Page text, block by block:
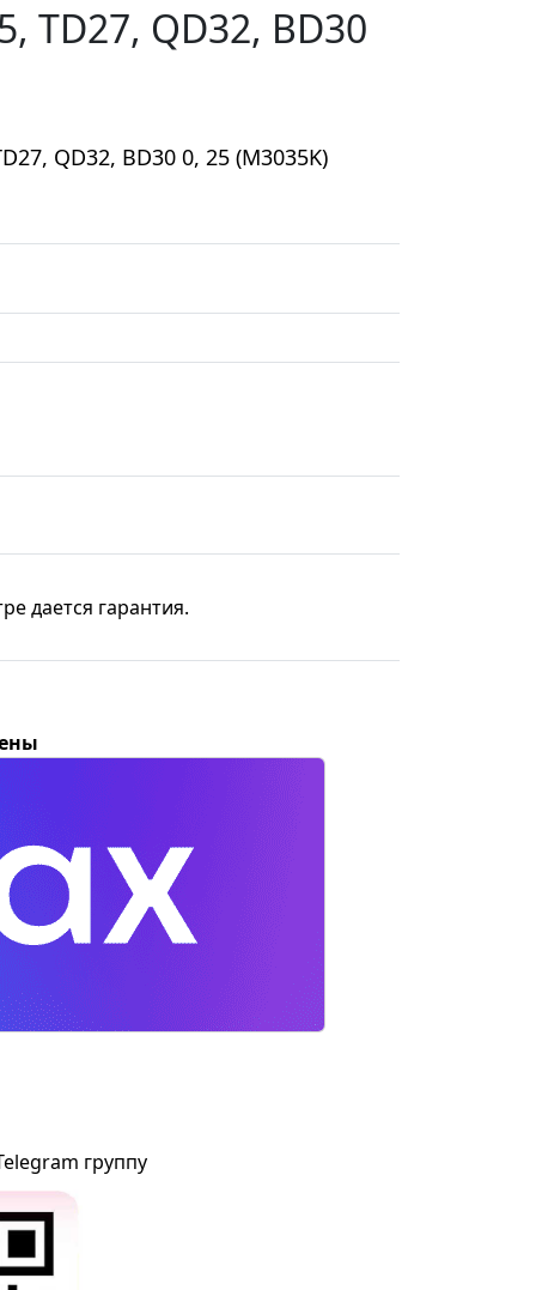
TD27, QD32, BD30
QD32, BD30 0, 25 (M3035K)
дается гарантия.
группу